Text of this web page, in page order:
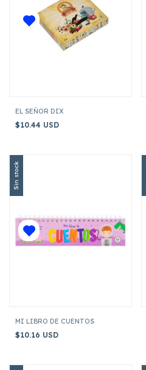
EL SEÑOR DIX
$10.44 USD
Sin stock
MI LIBRO DE CUENTOS
$10.16 USD